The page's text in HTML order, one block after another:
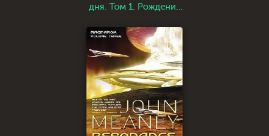
дня. Том 1. Рождение